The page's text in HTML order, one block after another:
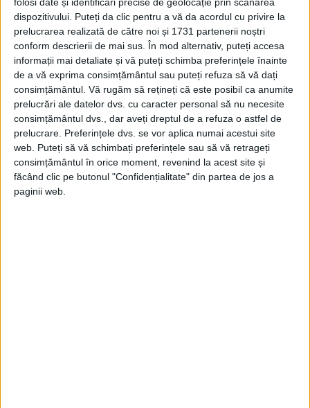
dispozitivului. Puteți da clic pentru a vă da acordul cu privire la
prelucrarea realizată de către noi și 1731 partenerii noștri
conform descrierii de mai sus. În mod alternativ, puteți accesa
informații mai detaliate și vă puteți schimba preferințele înainte
de a vă exprima consimțământul sau puteți refuza să vă dați
consimțământul. Vă rugăm să rețineți că este posibil ca anumite
prelucrări ale datelor dvs. cu caracter personal să nu necesite
consimțământul dvs., dar aveți dreptul de a refuza o astfel de
prelucrare. Preferințele dvs. se vor aplica numai acestui site
web. Puteți să vă schimbați preferințele sau să vă retrageți
consimțământul în orice moment, revenind la acest site și
făcând clic pe butonul "Confidențialitate" din partea de jos a
paginii web.
De altfel, „simulările curenților marini au
arătat și ele cum un obiect plutitor ar fi
putut, în ciuda probabilității foarte mici, să
plutească în derivă de la punctul unde se